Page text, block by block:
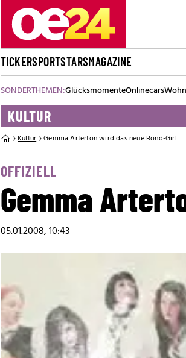
TICKERSPORTSTARSMAGAZINE
SONDERTHEMEN:GlücksmomenteOnlinecars
KULTUR
Kultur Gemma Arterton wird das neue Bond-Girl
OFFIZIELL
Gemma
05.01.2008, 10:43